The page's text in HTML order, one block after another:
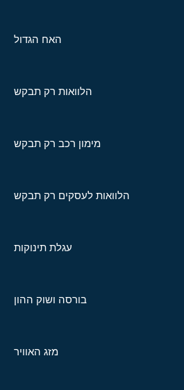
האח הגדול
הלוואות רק תבקש
מימון רכב רק תבקש
הלוואות לעסקים רק תבקש
עגלת תינוקות
בורסה ושוק ההון
מזג האוויר